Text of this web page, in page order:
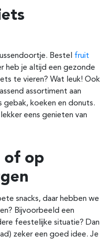
Bestel fruit
heb je altijd een gezonde
te vieren? Wat leuk! Ook
assortiment aan
gebak, koeken en donuts.
eens genieten van
of op
snacks, daar hebben we
Bijvoorbeeld een
feestelijke situatie? Dan
zeker een goed idee. Je